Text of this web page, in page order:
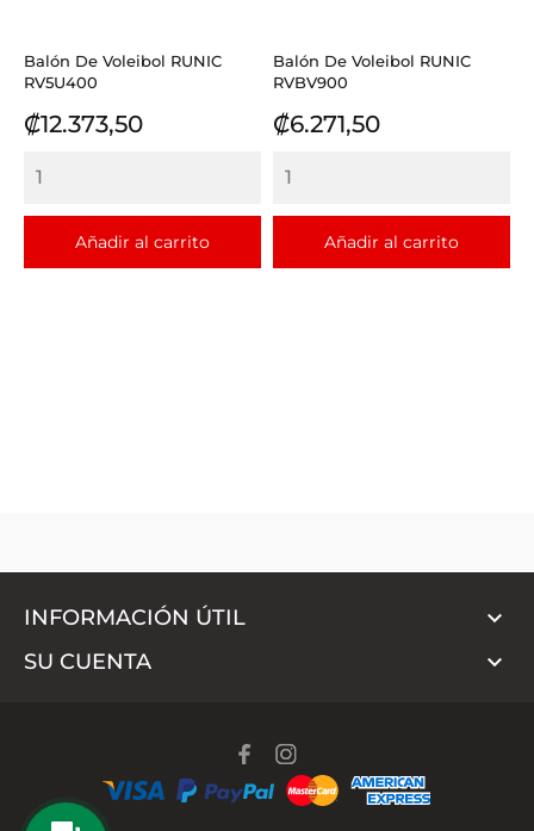
Balón De Voleibol RUNIC
RV5U400
Precio
₡12.373,50
Añadir al carrito
Balón De Voleibol RUNIC
RVBV900
Precio
₡6.271,50
Añadir al carrito
INFORMACIÓN ÚTIL 
SU CUENTA 